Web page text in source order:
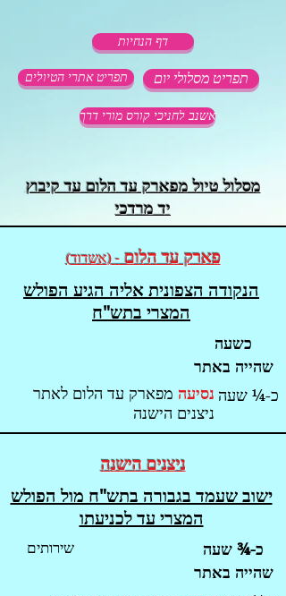
דף הנחיות
תפריט אתרי הטיולים
אשנב לחניכי קורס מורי דרך
תפריט מסלולי יום
מסלול טיול מפארק עד הלום עד קיבוץ
יד מרדכי
פארק עד הלום-
(אשדוד)
הנקודה הצפונית אליה הגיע הפולש
המצרי בתש"ח
כשעה
שהייה באתר
נסיעה מפארק עד הלום לאתר
ניצנים הישנה
כ-¼ שעה
ניצנים הישנה
ישוב שעמד בגבורה בתש"ח מול הפולש
המצרי עד לכניעתו
כ-¾ שעה
שהייה באתר
שירותים